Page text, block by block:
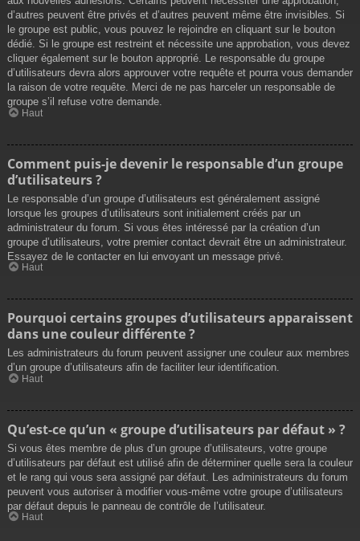
d’autres peuvent être privés et d’autres peuvent même être invisibles. Si
le groupe est public, vous pouvez le rejoindre en cliquant sur le bouton
dédié. Si le groupe est restreint et nécessite une approbation, vous devez
cliquer également sur le bouton approprié. Le responsable du groupe
d’utilisateurs devra alors approuver votre requête et pourra vous demander
la raison de votre requête. Merci de ne pas harceler un responsable de
groupe s’il refuse votre demande.
Haut
Comment puis-je devenir le responsable d’un groupe
d’utilisateurs ?
Le responsable d’un groupe d’utilisateurs est généralement assigné
lorsque les groupes d’utilisateurs sont initialement créés par un
administrateur du forum. Si vous êtes intéressé par la création d’un
groupe d’utilisateurs, votre premier contact devrait être un administrateur.
Essayez de le contacter en lui envoyant un message privé.
Haut
Pourquoi certains groupes d’utilisateurs apparaissent
dans une couleur différente ?
Les administrateurs du forum peuvent assigner une couleur aux membres
d’un groupe d’utilisateurs afin de faciliter leur identification.
Haut
Qu’est-ce qu’un « groupe d’utilisateurs par défaut » ?
Si vous êtes membre de plus d’un groupe d’utilisateurs, votre groupe
d’utilisateurs par défaut est utilisé afin de déterminer quelle sera la couleur
et le rang qui vous sera assigné par défaut. Les administrateurs du forum
peuvent vous autoriser à modifier vous-même votre groupe d’utilisateurs
par défaut depuis le panneau de contrôle de l’utilisateur.
Haut